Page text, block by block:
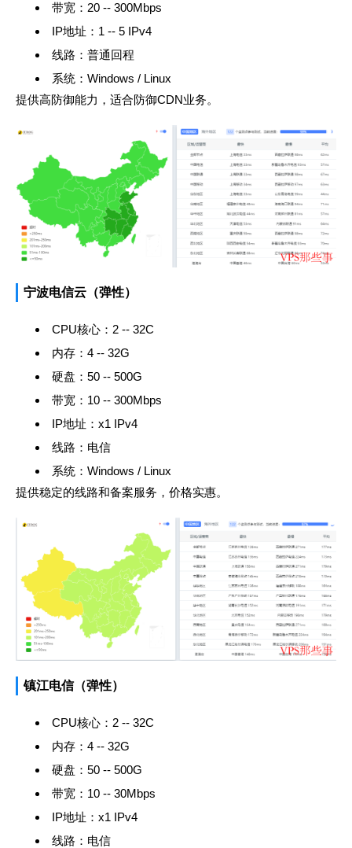
带宽：20 -- 300Mbps
IP地址：1 -- 5 IPv4
线路：普通回程
系统：Windows / Linux
提供高防御能力，适合防御CDN业务。
宁波电信云（弹性）
CPU核心：2 -- 32C
内存：4 -- 32G
硬盘：50 -- 500G
带宽：10 -- 300Mbps
IP地址：x1 IPv4
线路：电信
系统：Windows / Linux
提供稳定的线路和备案服务，价格实惠。
镇江电信（弹性）
CPU核心：2 -- 32C
内存：4 -- 32G
硬盘：50 -- 500G
带宽：10 -- 30Mbps
IP地址：x1 IPv4
线路：电信